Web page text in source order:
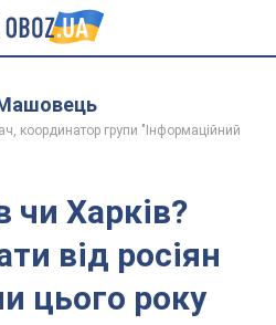
координатор групи "Інформаційний
чи Харків?
від росіян
цього року